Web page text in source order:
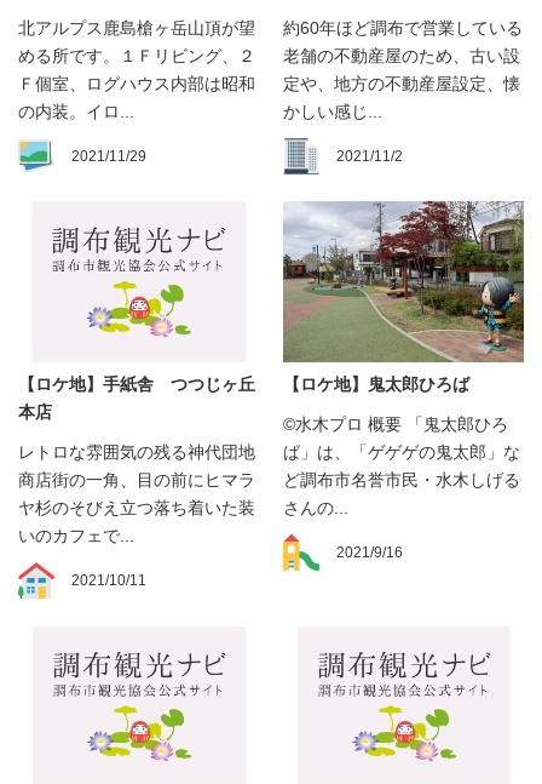
北アルプス鹿島槍ヶ岳山頂が望
める所です。１Ｆリビング、２
Ｆ個室、ログハウス内部は昭和
の内装。イロ...
2021/11/29
約60年ほど調布で営業している
老舗の不動産屋のため、古い設
定や、地方の不動産屋設定、懐
かしい感じ...
2021/11/2
【ロケ地】手紙舎 つつじヶ丘
本店
レトロな雰囲気の残る神代団地
商店街の一角、目の前にヒマラ
ヤ杉のそびえ立つ落ち着いた装
いのカフェで...
2021/10/11
【ロケ地】鬼太郎ひろば
©水木プロ 概要 「鬼太郎ひろ
ば」は、「ゲゲゲの鬼太郎」な
ど調布市名誉市民・水木しげる
さんの...
2021/9/16